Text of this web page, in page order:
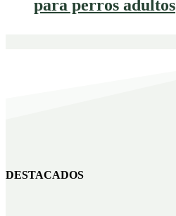
para perros adultos
DESTACADOS